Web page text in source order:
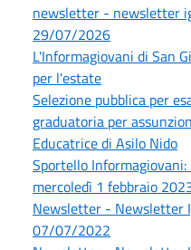
newsletter - newsletter
29/07/2026
L'Informagiovani di San
per l'estate
Selezione pubblica per
graduatoria per
Educatrice di Asilo Nido
Sportello
mercoledì 1 febbraio
Newsletter - Newsletter
07/07/2022